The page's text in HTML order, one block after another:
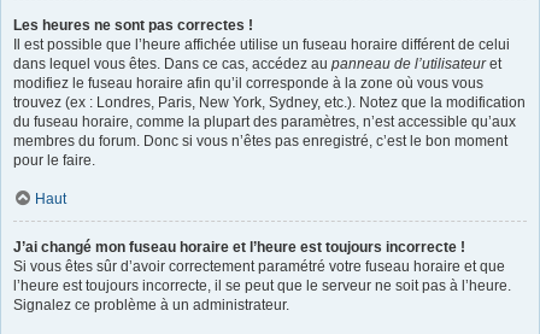
Les heures ne sont pas correctes !
Il est possible que l’heure affichée utilise un fuseau horaire différent de celui
dans lequel vous êtes. Dans ce cas, accédez au panneau de l’utilisateuret
modifiez le fuseau horaire afin qu’il corresponde à la zone où vous vous
trouvez (ex : Londres, Paris, New York, Sydney, etc.). Notez que la modification
du fuseau horaire, comme la plupart des paramètres, n’est accessible qu’aux
membres du forum. Donc si vous n’êtes pas enregistré, c’est le bon moment
pour le faire.
Haut
J’ai changé mon fuseau horaire et l’heure est toujours incorrecte !
Si vous êtes sûr d’avoir correctement paramétré votre fuseau horaire et que
l’heure est toujours incorrecte, il se peut que le serveur ne soit pas à l’heure.
Signalez ce problème à un administrateur.